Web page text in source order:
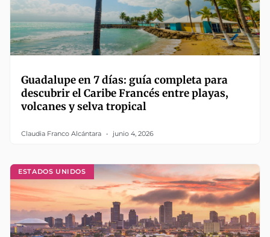
Guadalupe en 7 días: guía completa para
descubrir el Caribe Francés entre playas,
volcanes y selva tropical
Claudia Franco Alcántara junio 4, 2026
ESTADOS UNIDOS